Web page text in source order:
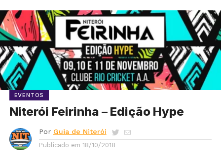
EVENTOS
Niterói Feirinha – Edição Hype
Por Guia de Niterói
Publicado em 18/10/2018